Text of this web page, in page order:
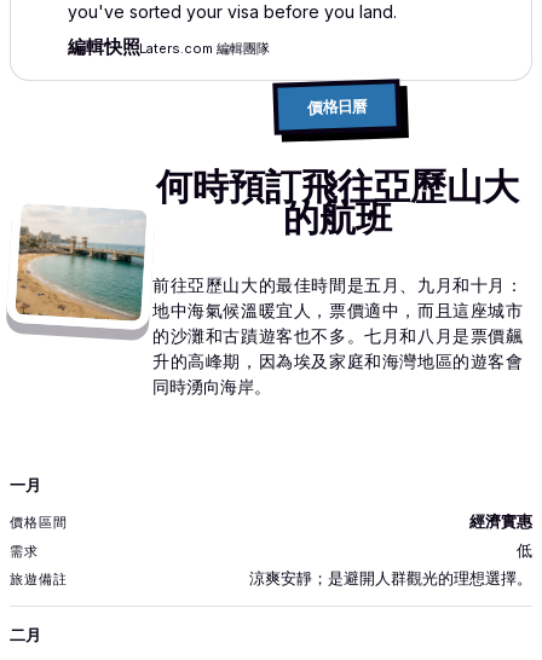
you've sorted your visa before you land.
編輯快照Laters.com 編輯團隊
價格日曆
何時預訂飛往亞歷山大
的航班
前往亞歷山大的最佳時間是五月、九月和十月：
地中海氣候溫暖宜人，票價適中，而且這座城市
的沙灘和古蹟遊客也不多。七月和八月是票價飆
升的高峰期，因為埃及家庭和海灣地區的遊客會
同時湧向海岸。
月份
一月
經濟實惠
低
涼爽安靜；是避開人群觀光的理想選擇。
二月